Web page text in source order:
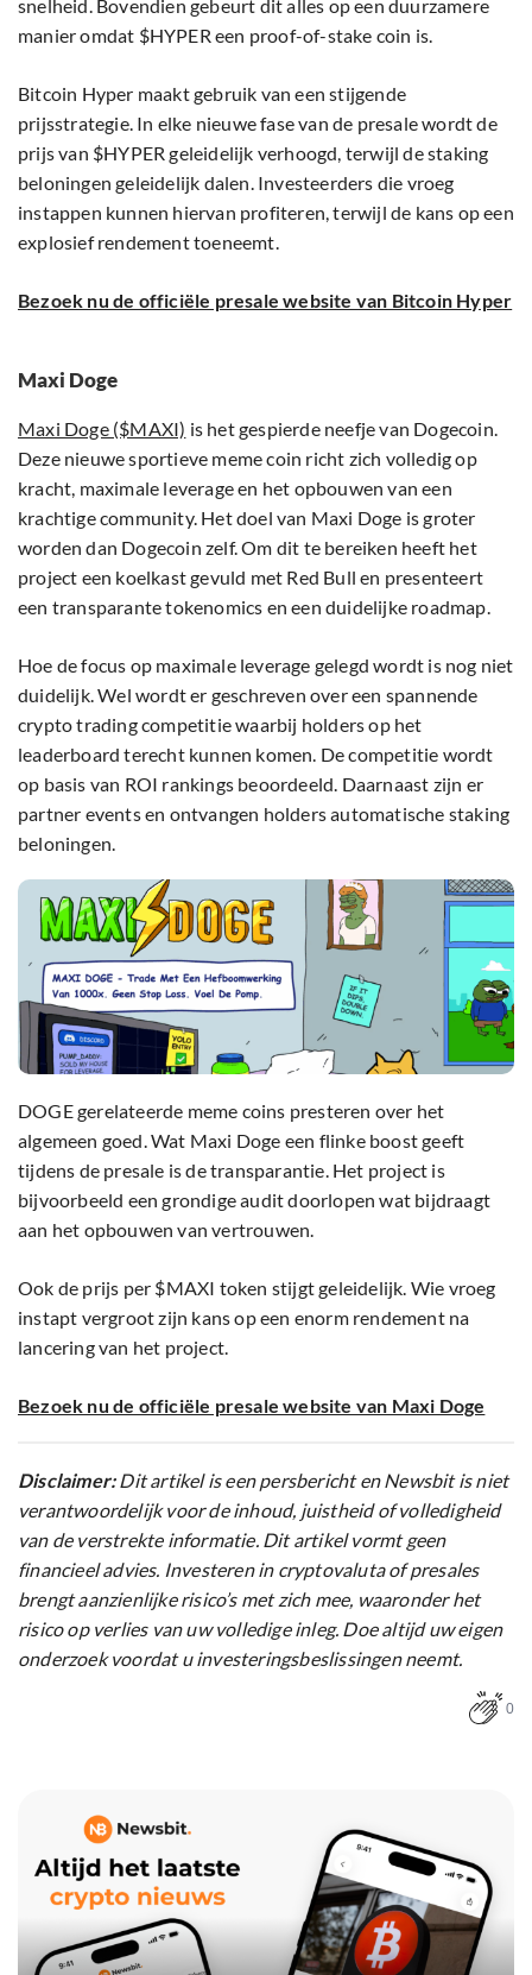
snelheid. Bovendien gebeurt dit alles op een duurzamere
manier omdat $HYPER een proof-of-stake coin is.
Bitcoin Hyper maakt gebruik van een stijgende
prijsstrategie. In elke nieuwe fase van de presale wordt de
prijs van $HYPER geleidelijk verhoogd, terwijl de staking
beloningen geleidelijk dalen. Investeerders die vroeg
instappen kunnen hiervan profiteren, terwijl de kans op een
explosief rendement toeneemt.
Bezoek nu de officiële presale website van Bitcoin Hyper
Maxi Doge
Maxi Doge ($MAXI) is het gespierde neefje van Dogecoin.
Deze nieuwe sportieve meme coin richt zich volledig op
kracht, maximale leverage en het opbouwen van een
krachtige community. Het doel van Maxi Doge is groter
worden dan Dogecoin zelf. Om dit te bereiken heeft het
project een koelkast gevuld met Red Bull en presenteert
een transparante tokenomics en een duidelijke roadmap.
Hoe de focus op maximale leverage gelegd wordt is nog niet
duidelijk. Wel wordt er geschreven over een spannende
crypto trading competitie waarbij holders op het
leaderboard terecht kunnen komen. De competitie wordt
op basis van ROI rankings beoordeeld. Daarnaast zijn er
partner events en ontvangen holders automatische staking
beloningen.
DOGE gerelateerde meme coins presteren over het
algemeen goed. Wat Maxi Doge een flinke boost geeft
tijdens de presale is de transparantie. Het project is
bijvoorbeeld een grondige audit doorlopen wat bijdraagt
aan het opbouwen van vertrouwen.
Ook de prijs per $MAXI token stijgt geleidelijk. Wie vroeg
instapt vergroot zijn kans op een enorm rendement na
lancering van het project.
Bezoek nu de officiële presale website van Maxi Doge
Disclaimer:Dit artikel is een persbericht en Newsbit is niet
verantwoordelijk voor de inhoud, juistheid of volledigheid
van de verstrekte informatie. Dit artikel vormt geen
financieel advies. Investeren in cryptovaluta of presales
brengt aanzienlijke risico’s met zich mee, waaronder het
risico op verlies van uw volledige inleg. Doe altijd uw eigen
onderzoek voordat u investeringsbeslissingen neemt.
0